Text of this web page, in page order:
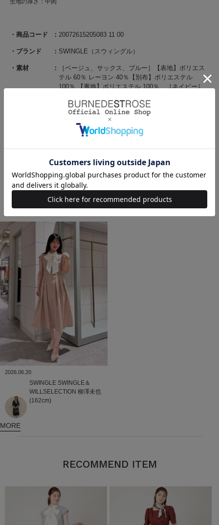
商品コード 20072615205083 11 00
ブランド SWINGLE（スウィングル）
素材
［ベージュ、サックス、ブルー］【表地】ポリエス
テル 60％ レーヨン 40％【別布】ポリエステル
100％ 【裏地】ポリエステル 100％ ［ネイビー］
布】ポリエステル 100％ 【裏地】ポリエステル
100％
サイズ
F(00):着丈 114cm/バスト 98cm/ウエスト 72cm/肩幅
STAFF SNAP
2026.06.20
SWINGLE SWINGLE＆
WILLSELECTION 柳澤未也
(162cm)
MORE
生地の厚さ：中肉
RECOMMEND ITEM